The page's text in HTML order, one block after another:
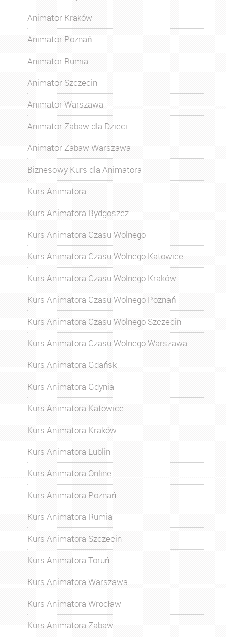
Animator Kraków
Animator Poznań
Animator Rumia
Animator Szczecin
Animator Warszawa
Animator Zabaw dla Dzieci
Animator Zabaw Warszawa
Biznesowy Kurs dla Animatora
Kurs Animatora
Kurs Animatora Bydgoszcz
Kurs Animatora Czasu Wolnego
Kurs Animatora Czasu Wolnego Katowice
Kurs Animatora Czasu Wolnego Kraków
Kurs Animatora Czasu Wolnego Poznań
Kurs Animatora Czasu Wolnego Szczecin
Kurs Animatora Czasu Wolnego Warszawa
Kurs Animatora Gdańsk
Kurs Animatora Gdynia
Kurs Animatora Katowice
Kurs Animatora Kraków
Kurs Animatora Lublin
Kurs Animatora Online
Kurs Animatora Poznań
Kurs Animatora Rumia
Kurs Animatora Szczecin
Kurs Animatora Toruń
Kurs Animatora Warszawa
Kurs Animatora Wrocław
Kurs Animatora Zabaw